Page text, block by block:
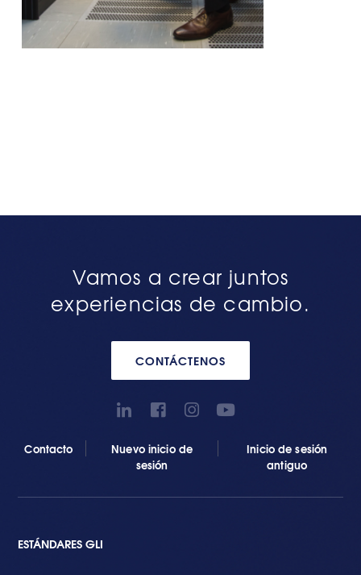
Vamos a crear juntos
experiencias de cambio.
CONTÁCTENOS
Contacto
Nuevo inicio de
sesión
Inicio de sesión
antiguo
ESTÁNDARES GLI